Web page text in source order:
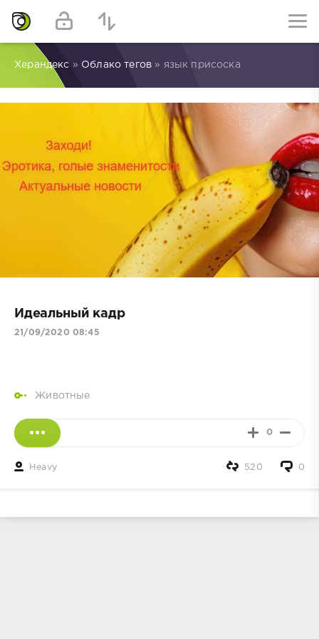
Херандекс » Облако тегов » язык присоска
Идеальный кадр
21/09/2020 08:45
Животные
0
Heavy 0
520